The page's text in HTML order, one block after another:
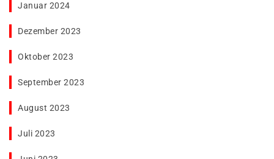
Januar 2024
Dezember 2023
Oktober 2023
September 2023
August 2023
Juli 2023